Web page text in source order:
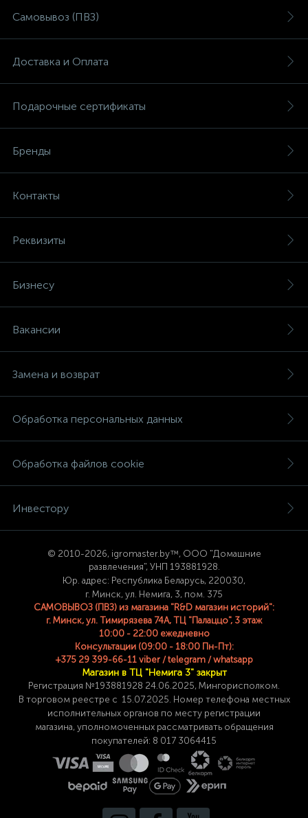
Самовывоз (ПВЗ)
Доставка и Оплата
Подарочные сертификаты
Бренды
Контакты
Реквизиты
Бизнесу
Вакансии
Замена и возврат
Обработка персональных данных
Обработка файлов cookie
Инвестору
© 2010-2026, igromaster.by™, ООО "Домашние
развлечения", УНП 193881928.
Юр. адрес: Республика Беларусь, 220030,
г. Минск, ул. Немига, 3, пом. 375
САМОВЫВОЗ (ПВЗ) из магазина "R&D магазин историй":
г. Минск, ул. Тимирязева 74A, ТЦ "Палаццо", 3 этаж
10:00 - 22:00 ежедневно
Консультации (09:00 - 18:00 Пн-Пт):
+375 29 399-66-11 viber / telegram / whatsapp
Магазин в ТЦ "Немига 3" закрыт
Регистрация №193881928 24 .06.2025, Мингорисполком.
В торговом реестре с 15.07.2025. Номер телефона местных
исполнительных органов по месту регистрации
магазина,уполномоченных рассматривать обращения
покупателей: 8 017 3064415